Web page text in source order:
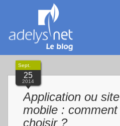
Sept.
25
2014
Application ou site
mobile : comment
choisir ?